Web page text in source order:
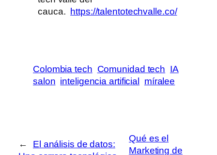
cauca.
https://talentotechvalle.co/
Colombia tech Comunidad tech IA
salon inteligencia artificial míralee
←
El análisis de datos:
Qué es el
Marketing de